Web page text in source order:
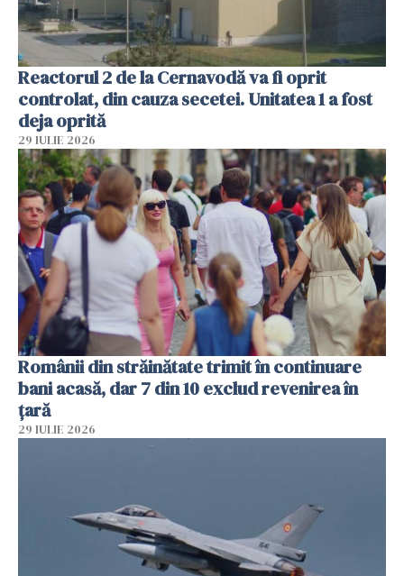
Reactorul 2 de la Cernavodă va fi oprit
controlat, din cauza secetei. Unitatea 1 a fost
deja oprită
29 IULIE 2026
Românii din străinătate trimit în continuare
bani acasă, dar 7 din 10 exclud revenirea în
țară
29 IULIE 2026